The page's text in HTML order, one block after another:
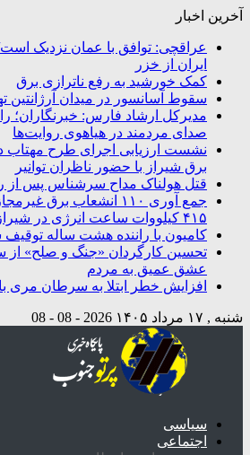
آخرین اخبار
ایران از خزر
کمک خورشید به رفع ناترازی برق
سقوط آسانسور در میدان آرژانتین تهران/ ۹ نفر
مدیرکل ارشاد فارس: خبرنگاران؛
صدای مردمند در هیاهوی روایت‌ها
نشست ارزیابی اجرای طرح مهتاب
برق شیراز با حضور ناظران توانیر
قتل هولناک مداح سرشناس پس از
۴۱۵ کیلووات ساعت انرژی در شیراز
کامیون با راننده هشت ساله
تحسین کارگردان «جنگ و صلح» از
عشق عمیق به مردم
افزایش خطر ابتلا به سرطان مری
شنبه , ۱۷ مرداد ۱۴۰۵ 2026 - 08 - 08
سیاسی
اجتماعی